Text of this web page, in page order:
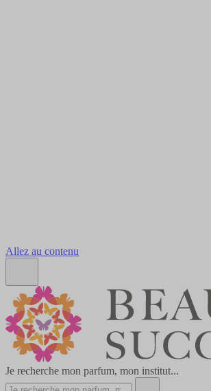
Allez au contenu
Je recherche mon parfum, mon institut...